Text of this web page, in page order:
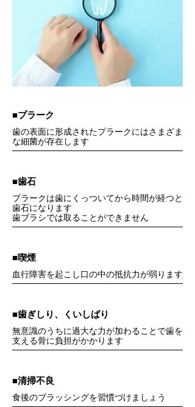
■プラーク
歯の表面に形成されたプラークにはさまざま
な細菌が存在します
■歯石
プラークは歯にくっついてから時間が経つと
歯石になります
​歯ブラシでは取ることができません
■喫煙
血行障害を起こし口の中の抵抗力が弱ります
■歯ぎしり、くいしばり
無意識のうちに過大な力が加わることで歯を
支える骨に負担がかかります
■清掃不良
食後のブラッシングを習慣づけましょう